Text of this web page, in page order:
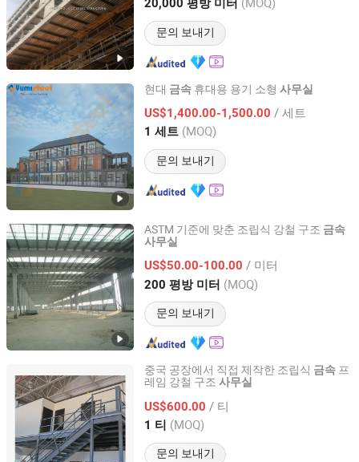
20,000 평방 미터
문의 보내기
Shandong, China 이후 2012
현대 금속 휴대용 용기 소형 사무실
US$1,400.00-1,500.00 / 세트
1 세트 (MOQ)
문의 보내기
XIAMEN YUMI NEW MATERIAL TECHNOLOGY CO., LTD.
Fujian, China 이후 2017
ASTM 기준에 맞춘 조립식 강철 구조 금속
사무실
US$50.00-100.00 / 미터
200 평방 미터 (MOQ)
문의 보내기
Qingdao Xinguangzheng Huayang Construction
Engineering Co., Ltd.
Shandong, China 이후 2023
중국 공장에서 직접 제작한 조립식 금속 프
레임 강철 구조 사무실
US$600.00 / 티
1 티 (MOQ)
문의 보내기
China CT Steel structure Co.,Ltd
Shandong, China 이후 2024